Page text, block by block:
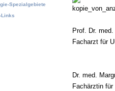
Spezialgebiete
Links
Prof. Dr.
Facharzt für
Dr. med.
Fachärztin für